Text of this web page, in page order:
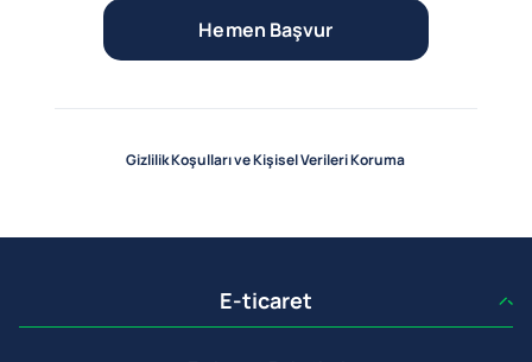
Hemen Başvur
Gizlilik Koşulları ve Kişisel Verileri Koruma
E-ticaret